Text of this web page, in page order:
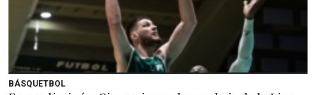
BÁSQUETBOL